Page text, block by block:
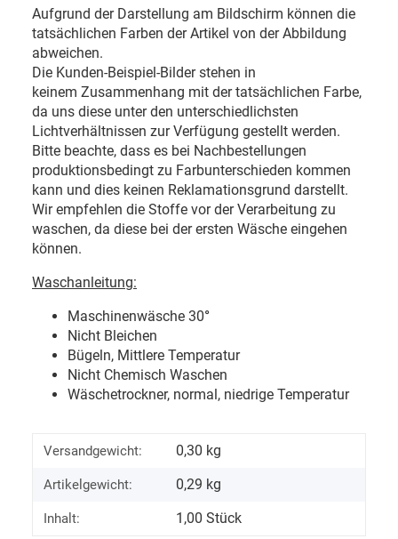
Aufgrund der Darstellung am Bildschirm können die
tatsächlichen Farben der Artikel von der Abbildung
abweichen.
Die Kunden-Beispiel-Bilder stehen in
keinem Zusammenhang mit der tatsächlichen Farbe,
da uns diese unter den unterschiedlichsten
Lichtverhältnissen zur Verfügung gestellt werden.
Bitte beachte, dass es bei Nachbestellungen
produktionsbedingt zu Farbunterschieden kommen
kann und dies keinen Reklamationsgrund darstellt.
Wir empfehlen die Stoffe vor der Verarbeitung zu
waschen, da diese bei der ersten Wäsche eingehen
können.
Waschanleitung:
Maschinenwäsche 30°
Nicht Bleichen
Bügeln, Mittlere Temperatur
Nicht Chemisch Waschen
Wäschetrockner, normal, niedrige Temperatur
Versandgewicht: 0,30 kg
Artikelgewicht: 0,29 kg
Inhalt: 1,00 Stück